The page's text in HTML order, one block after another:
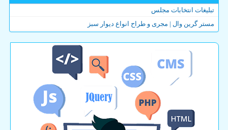
تبلیغات انتخابات مجلس
مستر گرین وال | مجری و طراح انواع دیوار سبز